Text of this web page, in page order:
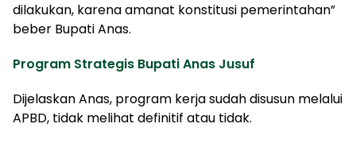
dilakukan, karena amanat konstitusi pemerintahan”
beber Bupati Anas.
Program Strategis Bupati Anas Jusuf
Dijelaskan Anas, program kerja sudah disusun melalui
APBD, tidak melihat definitif atau tidak.